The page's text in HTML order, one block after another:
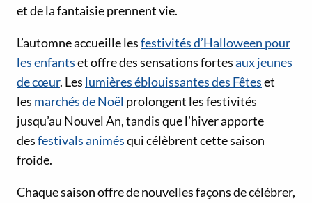
et de la fantaisie prennent vie.
L’automne accueille lesfestivités d’Halloween pour
les enfantset offre des sensations fortesaux jeunes
de cœur. Les lumières éblouissantes des Fêteset
les marchés de Noël prolongent les festivités
jusqu’au Nouvel An, tandis que l’hiver apporte
desfestivals animésqui célèbrent cette saison
froide.
Chaque saison offre de nouvelles façons de célébrer,